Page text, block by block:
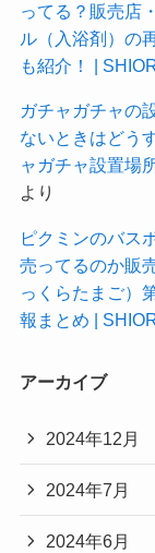
ってる？販売店
ル（入浴剤）の
も紹介！ |
ガチャガチャの
ないときはどう
ャガチャ設置場
より
ピクミンのバス
売ってるのか販
っくらたまご）
報まとめ |
アーカイブ
2024年12月
2024年7月
2024年6月